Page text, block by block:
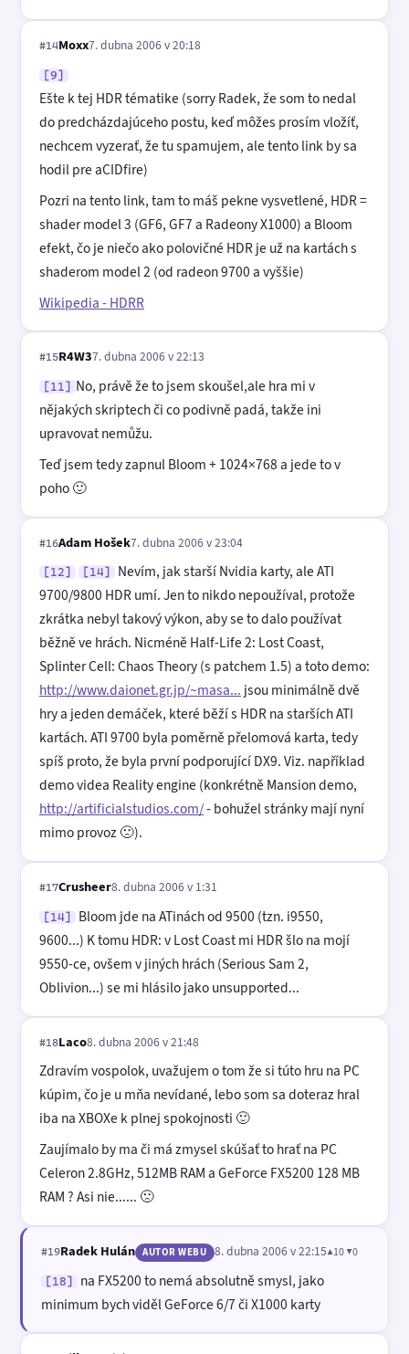
#14Moxx7. dubna 2006 v 20:18
[9]
Ešte k tej HDR tématike (sorry Radek, že som to nedal
do predcházdajúceho postu, keď môžes prosím vložíť,
nechcem vyzerať, že tu spamujem, ale tento link by sa
hodil pre aCIDfire)
Pozri na tento link, tam to máš pekne vysvetlené, HDR =
shader model 3 (GF6, GF7 a Radeony X1000) a Bloom
efekt, čo je niečo ako polovičné HDR je už na kartách s
shaderom model 2 (od radeon 9700 a vyššie)
Wikipedia - HDRR
#15R4W37. dubna 2006 v 22:13
[11] No, právě že to jsem skoušel,ale hra mi v
nějakých skriptech či co podivně padá, takže ini
upravovat nemůžu.
Teď jsem tedy zapnul Bloom + 1024×768 a jede to v
poho 🙂
#16Adam Hošek7. dubna 2006 v 23:04
[12] [14]
Nevím, jak starší Nvidia karty, ale ATI
9700/9800 HDR umí. Jen to nikdo nepoužíval, protože
zkrátka nebyl takový výkon, aby se to dalo používat
běžně ve hrách. Nicméně Half-Life 2: Lost Coast,
Splinter Cell: Chaos Theory (s patchem 1.5) a toto demo:
http://www.daionet.gr.jp/~masa... jsou minimálně dvě
hry a jeden demáček, které běží s HDR na starších ATI
kartách. ATI 9700 byla poměrně přelomová karta, tedy
spíš proto, že byla první podporující DX9. Viz. například
demo videa Reality engine (konkrétně Mansion demo,
http://artificialstudios.com/- bohužel stránky mají nyní
mimo provoz 🙁).
#17Crusheer8. dubna 2006 v 1:31
[14]
Bloom jde na ATinách od 9500 (tzn. i9550,
9600...) K tomu HDR: v Lost Coast mi HDR šlo na mojí
9550-ce, ovšem v jiných hrách (Serious Sam 2,
Oblivion...) se mi hlásilo jako unsupported...
#18Laco8. dubna 2006 v 21:48
Zdravím vospolok, uvažujem o tom že si túto hru na PC
kúpim, čo je u mňa nevídané, lebo som sa doteraz hral
iba na XBOXe k plnej spokojnosti 🙂
Zaujímalo by ma či má zmysel skúšať to hrať na PC
Celeron 2.8GHz, 512MB RAM a GeForce FX5200 128 MB
RAM ? Asi nie...... 🙁
#19Radek Hulán AUTOR WEBU 8. dubna 2006 v 22:15▲10 ▼0
[18]
na FX5200 to nemá absolutně smysl, jako
minimum bych viděl GeForce 6/7 či X1000 karty